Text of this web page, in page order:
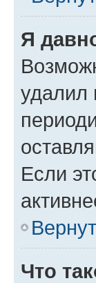
Я
удалил
Если
Что